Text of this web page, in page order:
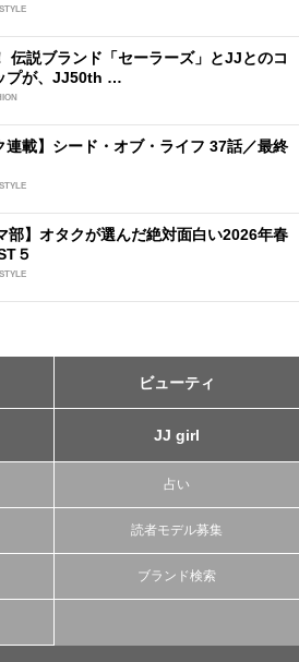
伝説ブランド「セーラーズ」とJJとのコ
プが、JJ50th …
連載】シード・オブ・ライフ 37話／最終
部】オタクが選んだ絶対面白い2026年春
５
ビューティ
JJ girl
占い
読者モデル募集
ブランド検索